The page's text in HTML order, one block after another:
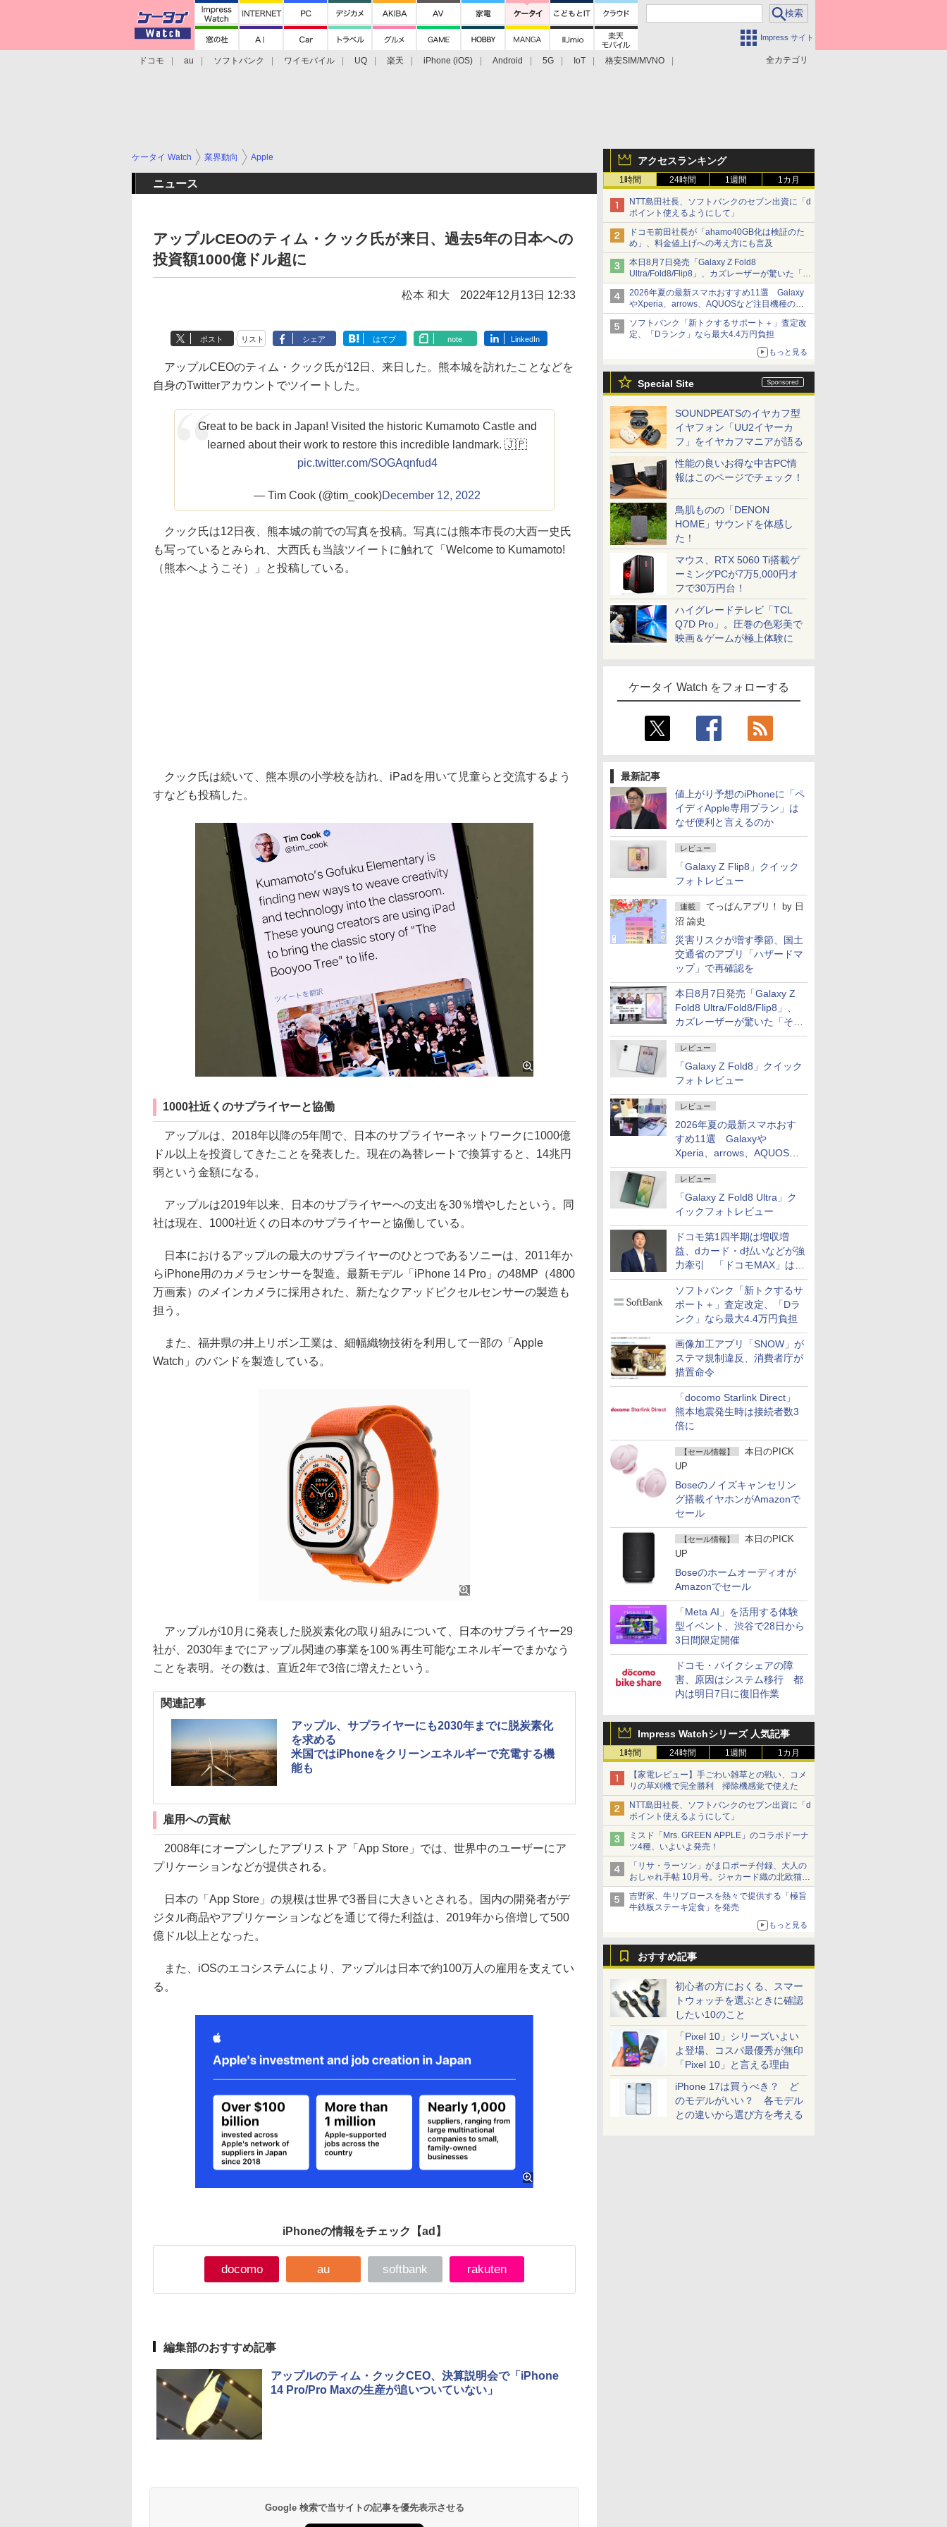
Impress サイト
全カテゴリ
ドコモ au ソフトバンク ワイモバイル UQ 楽天 iPhone (iOS) Android 5G IoT
格安SIM/MVNO
アクセスランキング
1時間 24時間 1週間 1カ月
NTT島田社長、ソフトバンクのセブン出資に「d
ポイント使えるようにして」
ドコモ前田社長が「ahamo40GB化は検証のた
め」、料金値上げへの考え方にも言及
本日8月7日発売「Galaxy Z Fold8
Ultra/Fold8/Flip8」、カズレーザーが驚いた「そ
ば屋のメニュー並みの薄さ」
2026年夏の最新スマホおすすめ11選 Galaxy
やXperia、arrows、AQUOSなど注目機種の特
徴は
ソフトバンク「新トクするサポート＋」査定改
定、「Dランク」なら最大4.4万円負担
もっと見る
Special Site
SOUNDPEATSのイヤカフ型
イヤフォン「UU2イヤーカ
フ」をイヤカフマニアが語る
性能の良いお得な中古PC情
報はこのページでチェック！
鳥肌ものの「DENON
HOME」サウンドを体感し
た！
マウス、RTX 5060 Ti搭載ゲ
ーミングPCが7万5,000円オ
フで30万円台！
ハイグレードテレビ「TCL
Q7D Pro」。圧巻の色彩美で
映画＆ゲームが極上体験に
ケータイ Watch をフォローする
最新記事
値上がり予想のiPhoneに「ペ
イディApple専用プラン」は
なぜ便利と言えるのか
レビュー
「Galaxy Z Flip8」クイック
フォトレビュー
連載 てっぱんアプリ！ by 日
沼 諭史
災害リスクが増す季節、国土
交通省のアプリ「ハザードマ
ップ」で再確認を
本日8月7日発売「Galaxy Z
Fold8 Ultra/Fold8/Flip8」、
カズレーザーが驚いた「そば
屋のメニュー並みの薄さ」
レビュー
「Galaxy Z Fold8」クイック
フォトレビュー
レビュー
2026年夏の最新スマホおす
すめ11選 Galaxyや
Xperia、arrows、AQUOSな
ど注目機種の特徴は
レビュー
「Galaxy Z Fold8 Ultra」ク
イックフォトレビュー
ドコモ第1四半期は増収増
益、dカード・d払いなどが強
力牽引 「ドコモMAX」は
400万契約突破
ソフトバンク「新トクするサ
ポート＋」査定改定、「Dラ
ンク」なら最大4.4万円負担
画像加工アプリ「SNOW」が
ステマ規制違反、消費者庁が
措置命令
「docomo Starlink Direct」
熊本地震発生時は接続者数3
倍に
【セール情報】
本日のPICK
UP
Boseのノイズキャンセリン
グ搭載イヤホンがAmazonで
セール
【セール情報】
本日のPICK
UP
Boseのホームオーディオが
Amazonでセール
「Meta AI」を活用する体験
型イベント、渋谷で28日から
3日間限定開催
ドコモ・バイクシェアの障
害、原因はシステム移行 都
内は明日7日に復旧作業
Impress Watchシリーズ 人気記事
1時間 24時間 1週間 1カ月
【家電レビュー】手ごわい雑草との戦い、コメ
リの草刈機で完全勝利 掃除機感覚で使えた
NTT島田社長、ソフトバンクのセブン出資に「d
ポイント使えるようにして」
ミスド「Mrs. GREEN APPLE」のコラボドーナ
ツ4種、いよいよ発売！
「リサ・ラーソン」がま口ポーチ付録、大人の
おしゃれ手帖 10月号。ジャカード織の北欧猫デ
ザイン
吉野家、牛リブロースを熱々で提供する「極旨
牛鉄板ステーキ定食」を発売
もっと見る
おすすめ記事
初心者の方におくる、スマー
トウォッチを選ぶときに確認
したい10のこと
「Pixel 10」シリーズいよい
よ登場、コスパ最優秀が無印
「Pixel 10」と言える理由
iPhone 17は買うべき？ ど
のモデルがいい？ 各モデル
との違いから選び方を考える
ケータイ Watch 業界動向 Apple
ニュース
アップルCEOのティム・クック氏が来日、過去5年の日本への
投資額1000億ドル超に
松本 和大 2022年12月13日 12:33
ポスト リスト シェア はてブ note LinkedIn
アップルCEOのティム・クック氏が12日、来日した。熊本城を訪れたことなどを
自身のTwitterアカウントでツイートした。
Great to be back in Japan! Visited the historic Kumamoto Castle and
learned about their work to restore this incredible landmark. 🇯🇵
pic.twitter.com/SOGAqnfud4
— Tim Cook (@tim_cook)December 12, 2022
クック氏は12日夜、熊本城の前での写真を投稿。写真には熊本市長の大西一史氏
も写っているとみられ、大西氏も当該ツイートに触れて「Welcome to Kumamoto!
（熊本へようこそ）」と投稿している。
クック氏は続いて、熊本県の小学校を訪れ、iPadを用いて児童らと交流するよう
すなども投稿した。
1000社近くのサプライヤーと協働
アップルは、2018年以降の5年間で、日本のサプライヤーネットワークに1000億
ドル以上を投資してきたことを発表した。現在の為替レートで換算すると、14兆円
弱という金額になる。
アップルは2019年以来、日本のサプライヤーへの支出を30％増やしたという。同
社は現在、1000社近くの日本のサプライヤーと協働している。
日本におけるアップルの最大のサプライヤーのひとつであるソニーは、2011年か
らiPhone用のカメラセンサーを製造。最新モデル「iPhone 14 Pro」の48MP（4800
万画素）のメインカメラに採用された、新たなクアッドピクセルセンサーの製造も
担う。
また、福井県の井上リボン工業は、細幅織物技術を利用して一部の「Apple
Watch」のバンドを製造している。
アップルが10月に発表した脱炭素化の取り組みについて、日本のサプライヤー29
社が、2030年までにアップル関連の事業を100％再生可能なエネルギーでまかなう
ことを表明。その数は、直近2年で3倍に増えたという。
関連記事
アップル、サプライヤーにも2030年までに脱炭素化
を求める
米国ではiPhoneをクリーンエネルギーで充電する機
能も
雇用への貢献
2008年にオープンしたアプリストア「App Store」では、世界中のユーザーにア
プリケーションなどが提供される。
日本の「App Store」の規模は世界で3番目に大きいとされる。国内の開発者がデ
ジタル商品やアプリケーションなどを通じて得た利益は、2019年から倍増して500
億ドル以上となった。
また、iOSのエコシステムにより、アップルは日本で約100万人の雇用を支えてい
る。
iPhoneの情報をチェック 【ad】
docomo au softbank rakuten
編集部のおすすめ記事
アップルのティム・クックCEO、決算説明会で「iPhone
14 Pro/Pro Maxの生産が追いついていない」
Google 検索で当サイトの記事を優先表示させる